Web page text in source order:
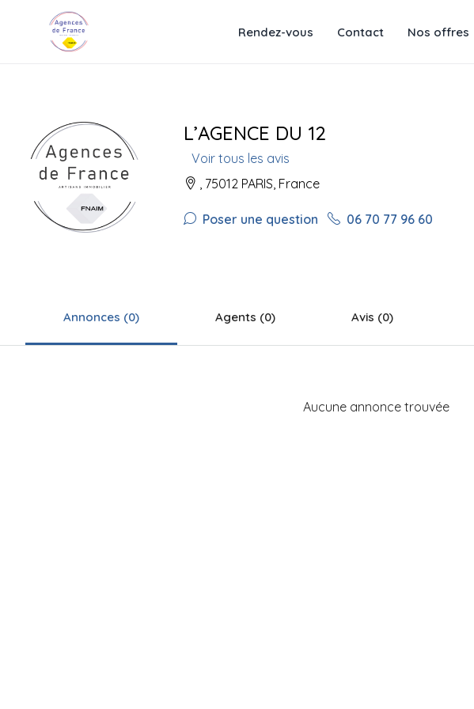
Rendez-vous Contact Nos offres
L’AGENCE DU 12
Voir tous les avis
, 75012 PARIS, France
Poser une question 06 70 77 96 60
Annonces (0) Agents (0) Avis (0)
Aucune annonce trouvée